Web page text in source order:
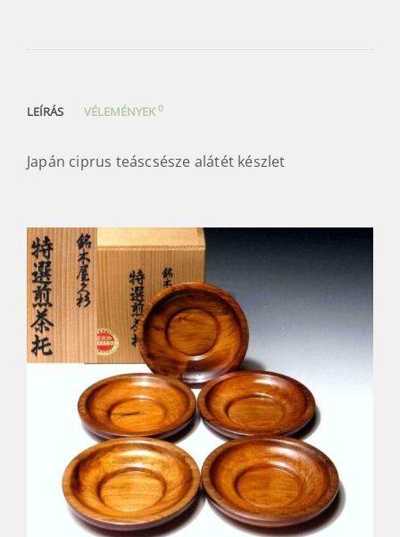
LEÍRÁS VÉLEMÉNYEK0
Japán ciprus teáscsésze alátét készlet